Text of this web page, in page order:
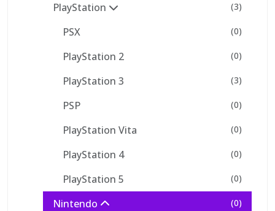
PlayStation (3)
PSX (0)
PlayStation 2 (0)
PlayStation 3 (3)
PSP (0)
PlayStation Vita (0)
PlayStation 4 (0)
PlayStation 5 (0)
Nintendo (0)